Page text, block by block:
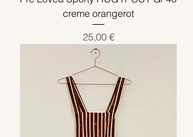
creme orangerot
Preis
25,00 €